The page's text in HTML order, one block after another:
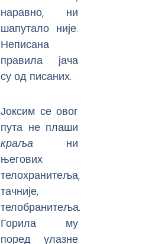
наравно, ни
шапутало није.
Неписана
правила јача
су од писаних.
Јоксим се овог
пута не плаши
краља ни
његових
телохранитеља,
тачније,
телобранитеља.
Горила му
поред улазне